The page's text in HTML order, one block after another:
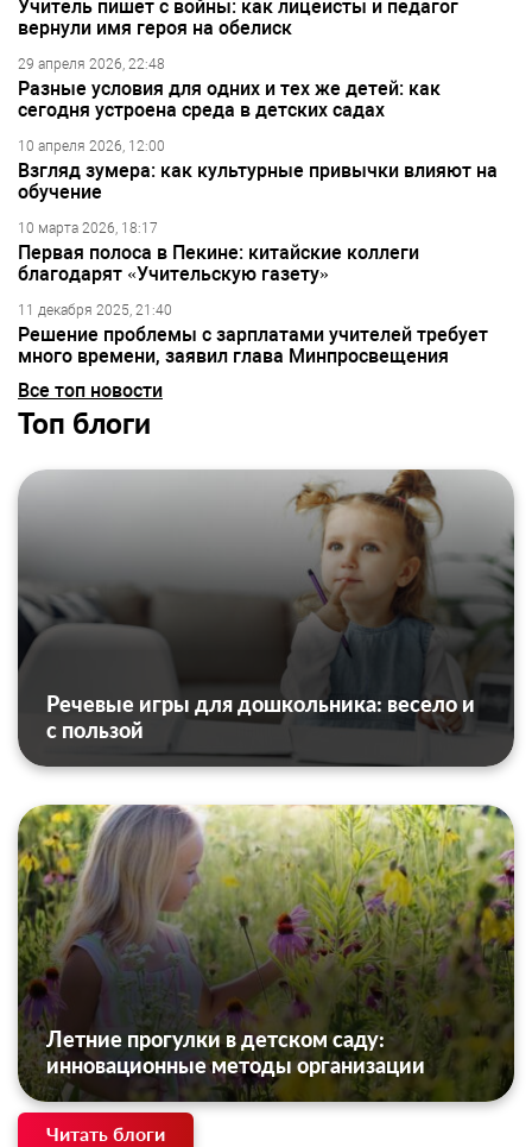
Учитель пишет с войны: как лицеисты и педагог
вернули имя героя на обелиск
29 апреля 2026, 22:48
Разные условия для одних и тех же детей: как
сегодня устроена среда в детских садах
10 апреля 2026, 12:00
Взгляд зумера: как культурные привычки влияют на
обучение
10 марта 2026, 18:17
Первая полоса в Пекине: китайские коллеги
благодарят «Учительскую газету»
11 декабря 2025, 21:40
Решение проблемы с зарплатами учителей требует
много времени, заявил глава Минпросвещения
Все топ новости
Топ блоги
Речевые игры для дошкольника: весело и
с пользой
Летние прогулки в детском саду:
инновационные методы организации
Читать блоги